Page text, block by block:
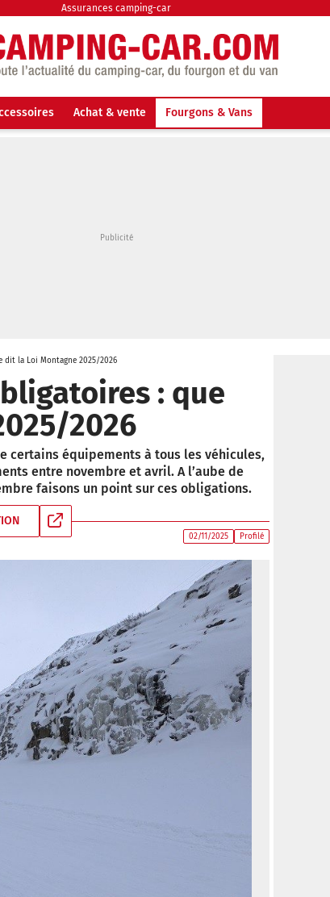
Assurances camping-car
Achat & vente Fourgons & Vans
dit la Loi Montagne 2025/2026
: que
2026
certains équipements à tous les véhicules,
entre novembre et avril. A l’aube de
faisons un point sur ces obligations.
02/11/2025 Profilé